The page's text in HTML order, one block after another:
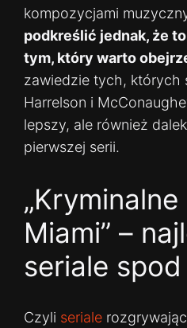
kompozycjami
podkreślić jednak, że
tym, który warto
zawiedzie tych, których
Harrelson i
lepszy, ale również
pierwszej serii.
Miami” –
seriale
Czyli seriale